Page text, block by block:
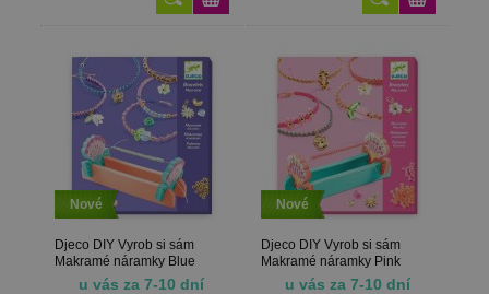
Nové
Djeco DIY Vyrob si sám
Makramé náramky Blue
u vás za 7-10 dní
Nové
Djeco DIY Vyrob si sám
Makramé náramky Pink
u vás za 7-10 dní